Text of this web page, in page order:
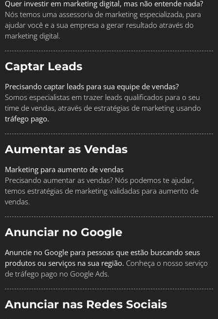
Quer investir em marketing digital, mas não entende nada?
Nós temos uma assessoria de marketing especializada, para
ajudar você e a sua empresa a gerar resultado através do
marketing digital.
Captar Leads
Precisando captar leads para sua equipe de vendas?
Somos especialistas em trazer leads qualificados para o seu
time de vendas, através de estratégias de marketing usando
tráfego pago.
Aumentar as Vendas
Marketing para aumento de vendas
Precisando aumentar as vendas? Nós podemos te ajudar,
temos estratégias de marketing validadas para aumento de
vendas.
Anunciar no Google
Anuncie no Google para pessoas que estão buscando seus
produtos ou serviços na sua região. Conheça o nosso serviço
de tráfego pago no Google Ads.
Anunciar nas Redes Sociais